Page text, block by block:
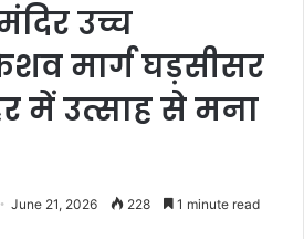
उच्च
मार्ग घड़सीसर
में उत्साह से मना
June 21, 2026 228 1 minute read